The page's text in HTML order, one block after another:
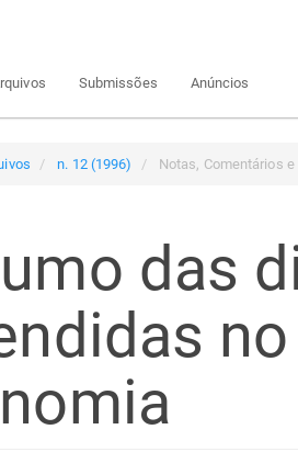
Submissões Anúncios
n. 12 (1996) Notas, Comentários
das